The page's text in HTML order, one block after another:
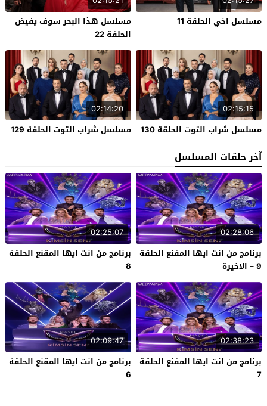
مسلسل اخي الحلقة 11
مسلسل هذا البحر سوف يفيض
الحلقة 22
02:15:15
مسلسل شراب التوت الحلقة 130
02:14:20
مسلسل شراب التوت الحلقة 129
آخر حلقات المسلسل
02:28:06
برنامج من انت ايها المقنع الحلقة
9 – الاخيرة
02:25:07
برنامج من انت ايها المقنع الحلقة
8
02:38:23
برنامج من انت ايها المقنع الحلقة
7
02:09:47
برنامج من انت ايها المقنع الحلقة
6